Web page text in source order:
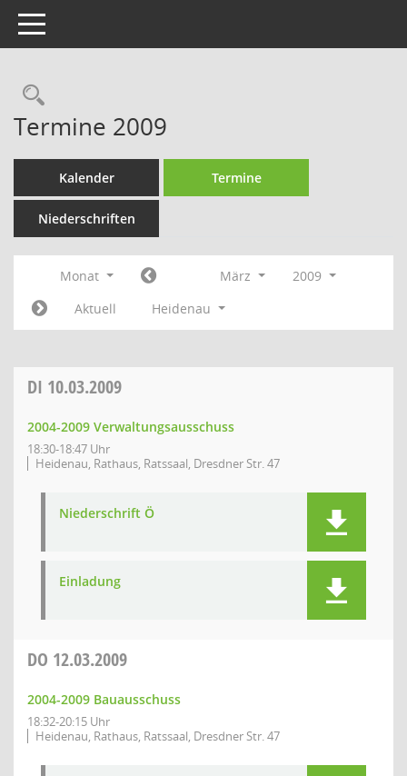
Toggle navigation
Rechercheauswahl
Termine 2009
Kalender Termine
Niederschriften
Monat März
2009
Aktuell
Heidenau
DI 10.03.2009
2004-2009 Verwaltungsausschuss
18:30-18:47 Uhr
Heidenau, Rathaus, Ratssaal, Dresdner Str. 47
Niederschrift Ö
Einladung
DO 12.03.2009
2004-2009 Bauausschuss
18:32-20:15 Uhr
Heidenau, Rathaus, Ratssaal, Dresdner Str. 47